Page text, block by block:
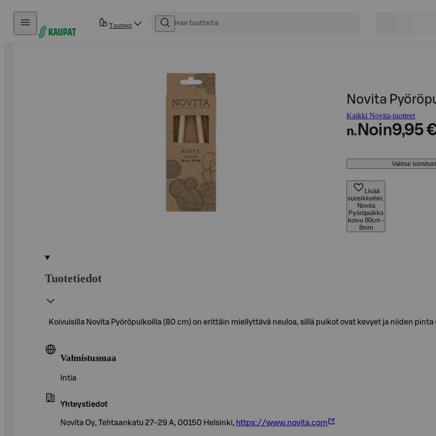
Hyppää sisältöön
Tuotteet
Novita
Kaikki Novita-tuotteet
n. Noin9,95
Valitse
Lisää
suosikkeihin,
Novita
Pyöröpuikko
koivu 80cm -
8mm
Tuotetiedot
Koivuisilla Novita Pyöröpuikoilla (80 cm) on erittäin miellyttävä neuloa, sillä puikot ovat kevyet ja niiden
Valmistusmaa
Intia
Yhteystiedot
Novita Oy, Tehtaankatu 27-29 A, 00150 Helsinki, https://www.novita.com